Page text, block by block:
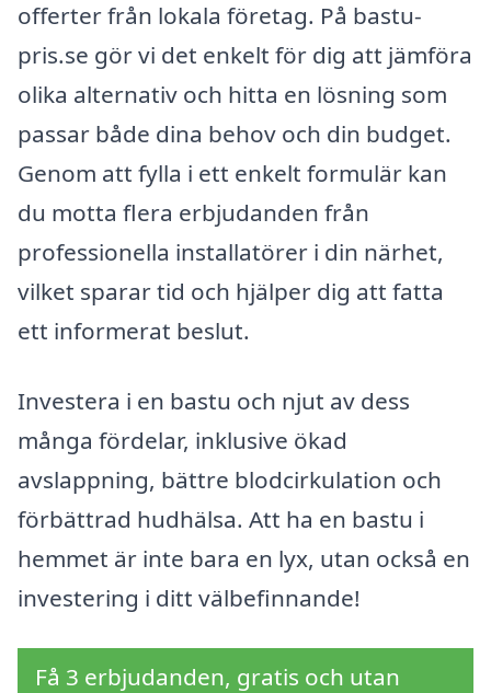
offerter från lokala företag. På bastu-
pris.se gör vi det enkelt för dig att jämföra
olika alternativ och hitta en lösning som
passar både dina behov och din budget.
Genom att fylla i ett enkelt formulär kan
du motta flera erbjudanden från
professionella installatörer i din närhet,
vilket sparar tid och hjälper dig att fatta
ett informerat beslut.
Investera i en bastu och njut av dess
många fördelar, inklusive ökad
avslappning, bättre blodcirkulation och
förbättrad hudhälsa. Att ha en bastu i
hemmet är inte bara en lyx, utan också en
investering i ditt välbefinnande!
Få 3 erbjudanden, gratis och utan